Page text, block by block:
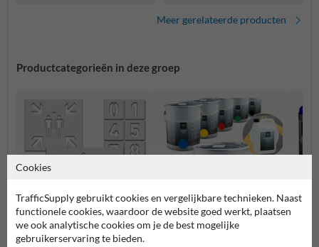
Meer gerelateerde producten
Productcategorieën in deze groep
Cookies
TrafficSupply gebruikt cookies en vergelijkbare technieken. Naast
functionele cookies, waardoor de website goed werkt, plaatsen
we ook analytische cookies om je de best mogelijke
gebruikerservaring te bieden.